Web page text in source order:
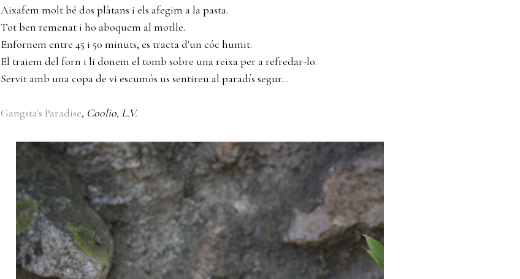
Aixafem molt bé dos plàtans i els afegim a la pasta.
Tot ben remenat i ho aboquem al motlle.
Enfornem entre 45 i 50 minuts, es tracta d'un cóc humit.
El traiem del forn i li donem el tomb sobre una reixa per a refredar-lo.
Servit amb una copa de vi escumós us sentireu al paradís segur...
Gangsta's Paradise, Coolio, L.V.